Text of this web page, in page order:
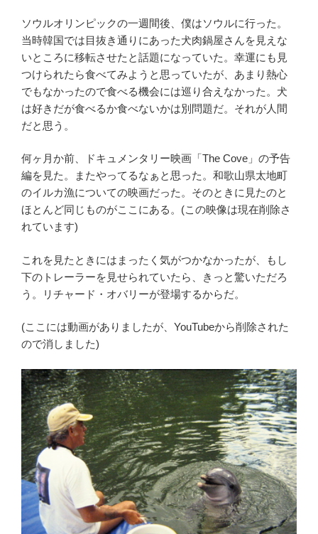
ソウルオリンピックの一週間後、僕はソウルに行った。
当時韓国では目抜き通りにあった犬肉鍋屋さんを見えな
いところに移転させたと話題になっていた。幸運にも見
つけられたら食べてみようと思っていたが、あまり熱心
でもなかったので食べる機会には巡り合えなかった。犬
は好きだが食べるか食べないかは別問題だ。それが人間
だと思う。
何ヶ月か前、ドキュメンタリー映画「The Cove」の予告
編を見た。またやってるなぁと思った。和歌山県太地町
のイルカ漁についての映画だった。そのときに見たのと
ほとんど同じものがここにある。(この映像は現在削除さ
れています)
これを見たときにはまったく気がつかなかったが、もし
下のトレーラーを見せられていたら、きっと驚いただろ
う。リチャード・オバリーが登場するからだ。
(ここには動画がありましたが、YouTubeから削除された
ので消しました)